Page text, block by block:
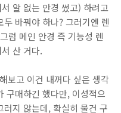
알 없는 안경 썼고) 하려고
바꿔야 하나? 그러기엔 렌
럼 메인 안경 즉 기능성 렌
산 거다.
보고 이건 내꺼다 싶은 생각
구매하긴 했다만, 이성적으
지 않는데, 확실히 물건 구